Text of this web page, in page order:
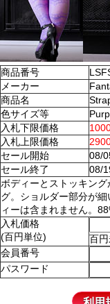
商品番号
メーカー
商品名
色サイズ等
入札下限価格
入札上限価格
セール開始
08/
セール終了
08/
ボディーとストッキン
グ。ショルダー部分が
ィーは含まれません。
入札価格
(百円単位)
百円
会員番号
パスワード